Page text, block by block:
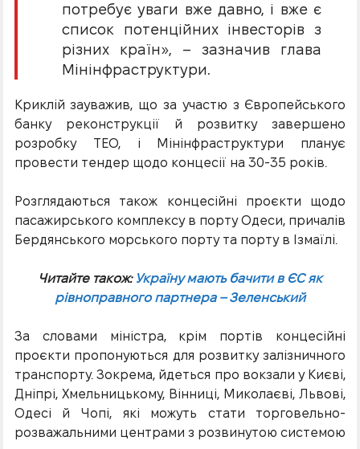
потребує уваги вже давно, і вже є
список потенційних інвесторів з
різних країн», – зазначив глава
Мінінфраструктури.
Криклій зауважив, що за участю з Європейського
банку реконструкції й розвитку завершено
розробку ТЕО, і Мінінфраструктури планує
провести тендер щодо концесії на 30-35 років.
Розглядаються також концесійні проєкти щодо
пасажирського комплексу в порту Одеси, причалів
Бердянського морського порту та порту в Ізмаїлі.
Читайте також: Україну мають бачити в ЄС як
рівноправного партнера – Зеленський
За словами міністра, крім портів концесійні
проєкти пропонуються для розвитку залізничного
транспорту. Зокрема, йдеться про вокзали у Києві,
Дніпрі, Хмельницькому, Вінниці, Миколаєві, Львові,
Одесі й Чопі, які можуть стати торговельно-
розважальними центрами з розвинутою системою